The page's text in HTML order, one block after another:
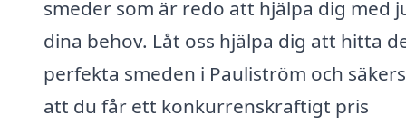
smeder som är redo att hjälpa dig med
dina behov. Låt oss hjälpa dig att hitta
perfekta smeden i Pauliström och
att du får ett konkurrenskraftigt pris